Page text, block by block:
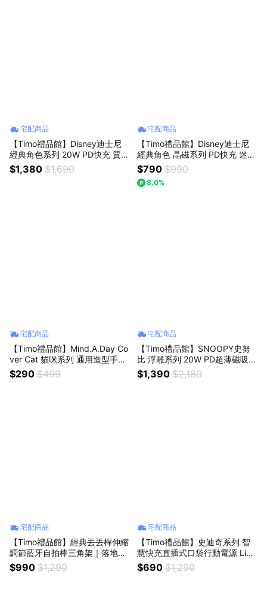
宅配商品
【Timo禮品館】Disney迪士尼
經典角色系列 20W PD快充 質感
玻璃面 磁吸無線充側支架行動電
源10000mAh
$1,380 $1,690
宅配商品
【Timo禮品館】Disney迪士尼
經典角色 晶磁系列 PD快充 迷你
磁吸無線充行動電源5000mAh
$790 $990
8.0%
宅配商品
【Timo禮品館】Mind.A.Day Co
ver Cat 貓咪系列 通用造型手機
夾片雙入組
$290 $499
宅配商品
【Timo禮品館】SNOOPY史努
比 浮雕系列 20W PD超薄磁吸無
線快充行動電源10000mAh
$1,390 $2,180
宅配商品
【Timo禮品館】經典丟丟桿伸縮
調節藍牙自拍棒三角架｜落地式
直播支架(含補光燈2入)
$990 $1,290
宅配商品
【Timo禮品館】史迪奇系列 智
慧快充直插式口袋行動電源 Ligh
tning接頭/Type-C接頭
$690 $1,290